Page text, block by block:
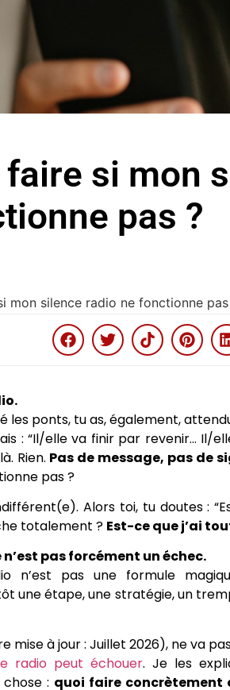
faire si mon
pas ?
mon silence radio ne fonctionne
les ponts, tu as, également,
: “Il/elle va finir par revenir… Il/
Rien. Pas de message, pas de
pas ?
Alors toi, tu doutes :
totalement ? Est-ce que j’ai
pas forcément un échec.
n’est pas une formule
une étape, une stratégie, un
mise à jour : Juillet 2026), ne va
radio peut échouer. Je les
: quoi faire concrètement